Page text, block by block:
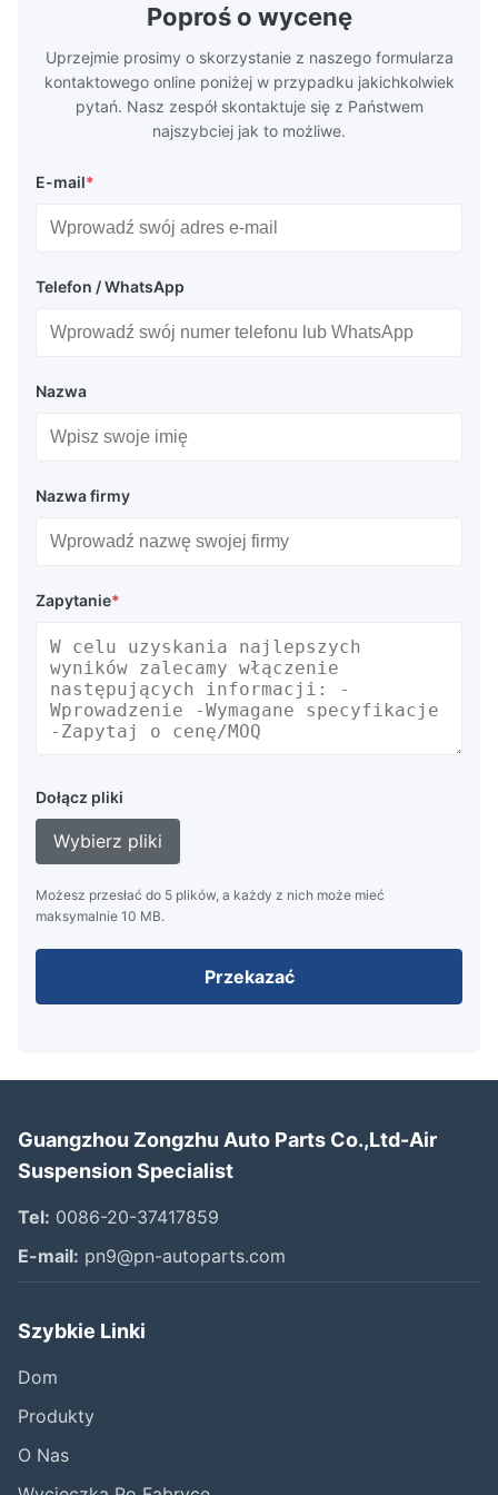
Poproś o wycenę
Uprzejmie prosimy o skorzystanie z naszego formularza
kontaktowego online poniżej w przypadku jakichkolwiek
pytań. Nasz zespół skontaktuje się z Państwem
najszybciej jak to możliwe.
E-mail*
Telefon / WhatsApp
Nazwa
Nazwa firmy
Zapytanie*
Dołącz pliki
Wybierz pliki
Możesz przesłać do 5 plików, a każdy z nich może mieć
maksymalnie 10 MB.
Przekazać
Guangzhou Zongzhu Auto Parts Co.,Ltd-Air
Suspension Specialist
Tel: 0086-20-37417859
E-mail: pn9@pn-autoparts.com
Szybkie Linki
Dom
Produkty
O Nas